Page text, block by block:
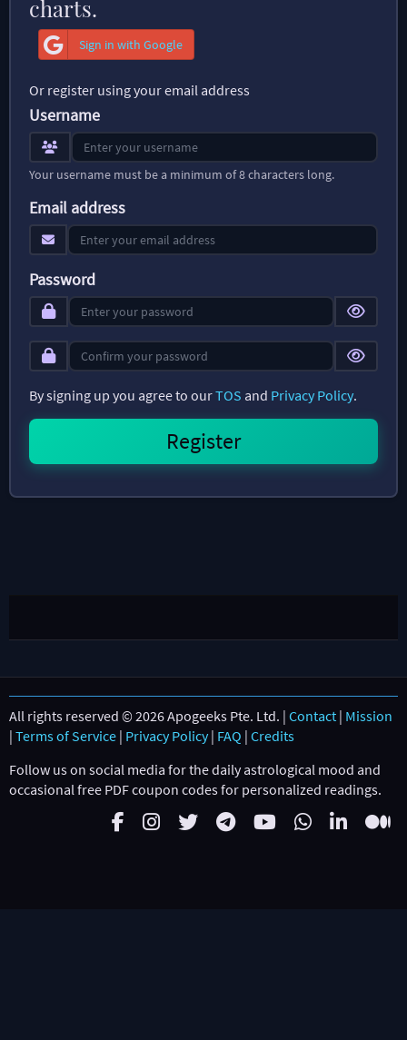
charts.
Sign in with Google
Or register using your email address
Username
Your username must be a minimum of 8 characters long.
Email address
Password
By signing up you agree to ourTOS and Privacy Policy.
All rights reserved © 2026 Apogeeks Pte. Ltd. | Contact | Mission
| Terms of Service | Privacy Policy| FAQ | Credits
Follow us on social media for the daily astrological mood and
occasional free PDF coupon codes for personalized readings.